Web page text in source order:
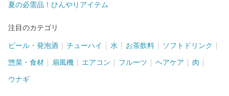
夏の必需品！ひんやりアイテム
注目のカテゴリ
ビール・発泡酒 チューハイ 水 お茶飲料 ソフトドリンク
惣菜・食材 扇風機 エアコン フルーツ ヘアケア 肉
ウナギ